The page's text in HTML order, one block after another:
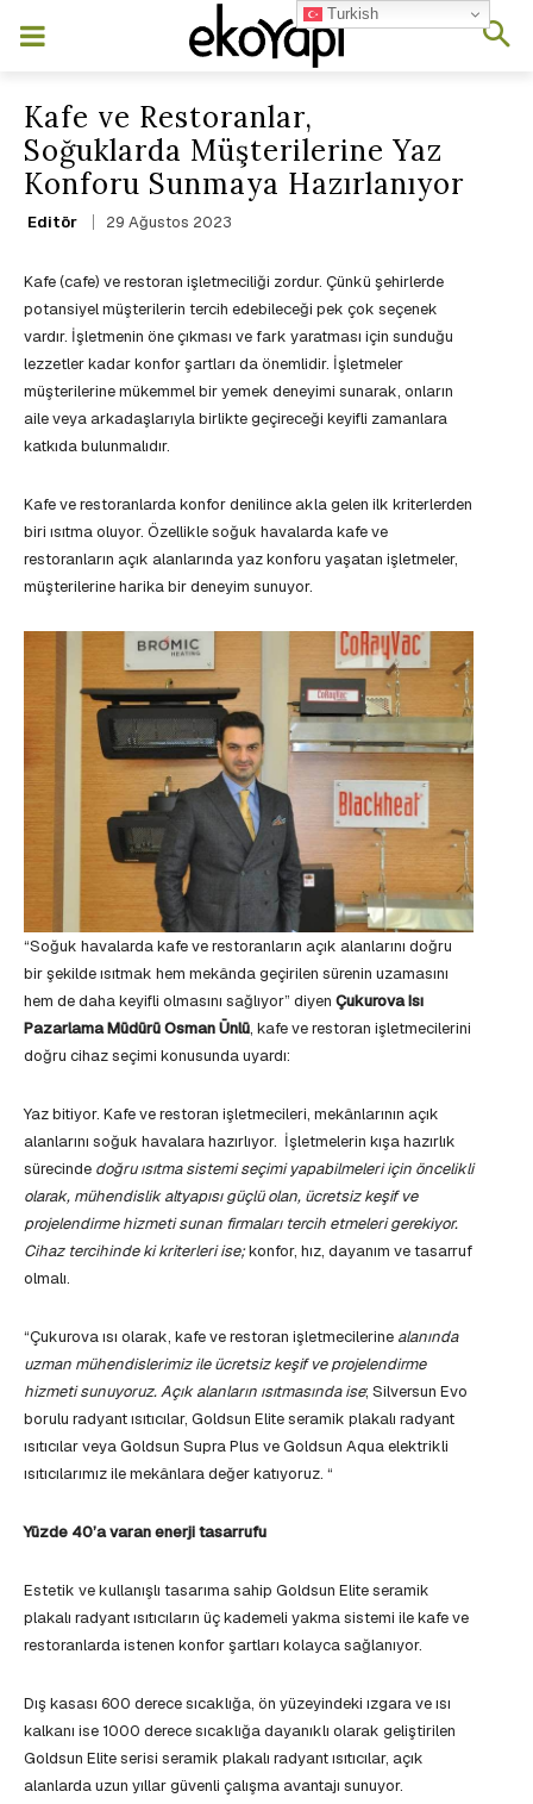
Kafe ve Restoranlar,
Soğuklarda Müşterilerine Yaz
Konforu Sunmaya Hazırlanıyor
Editör 29 Ağustos 2023
Kafe (cafe) ve restoran işletmeciliği zordur. Çünkü şehirlerde
potansiyel müşterilerin tercih edebileceği pek çok seçenek
vardır. İşletmenin öne çıkması ve fark yaratması için sunduğu
lezzetler kadar konfor şartları da önemlidir. İşletmeler
müşterilerine mükemmel bir yemek deneyimi sunarak, onların
aile veya arkadaşlarıyla birlikte geçireceği keyifli zamanlara
katkıda bulunmalıdır.
Kafe ve restoranlarda konfor denilince akla gelen ilk kriterlerden
biri ısıtma oluyor. Özellikle soğuk havalarda kafe ve
restoranların açık alanlarında yaz konforu yaşatan işletmeler,
müşterilerine harika bir deneyim sunuyor.
“Soğuk havalarda kafe ve restoranların açık alanlarını doğru
bir şekilde ısıtmak hem mekânda geçirilen sürenin uzamasını
hem de daha keyifli olmasını sağlıyor” diyen Çukurova Isı
Pazarlama Müdürü Osman Ünlü, kafe ve restoran işletmecilerini
doğru cihaz seçimi konusunda uyardı:
Yaz bitiyor. Kafe ve restoran işletmecileri, mekânlarının açık
alanlarını soğuk havalara hazırlıyor. İşletmelerin kışa hazırlık
sürecinde doğru ısıtma sistemi seçimi yapabilmeleri için öncelikli
olarak, mühendislik altyapısı güçlü olan, ücretsiz keşif ve
projelendirme hizmeti sunan firmaları tercih etmeleri gerekiyor.
Cihaz tercihinde ki kriterleri ise;konfor, hız, dayanım ve tasarruf
olmalı.
“Çukurova ısı olarak, kafe ve restoran işletmecilerine alanında
uzman mühendislerimiz ile ücretsiz keşif ve projelendirme
hizmeti sunuyoruz. Açık alanların ısıtmasında ise; Silversun Evo
borulu radyant ısıtıcılar, Goldsun Elite seramik plakalı radyant
ısıtıcılar veya Goldsun Supra Plus ve Goldsun Aqua elektrikli
ısıtıcılarımız ile mekânlara değer katıyoruz. “
Yüzde 40’a varan enerji tasarrufu
Estetik ve kullanışlı tasarıma sahip Goldsun Elite seramik
plakalı radyant ısıtıcıların üç kademeli yakma sistemi ile kafe ve
restoranlarda istenen konfor şartları kolayca sağlanıyor.
Dış kasası 600 derece sıcaklığa, ön yüzeyindeki ızgara ve ısı
kalkanı ise 1000 derece sıcaklığa dayanıklı olarak geliştirilen
Goldsun Elite serisi seramik plakalı radyant ısıtıcılar, açık
alanlarda uzun yıllar güvenli çalışma avantajı sunuyor.
Turkish